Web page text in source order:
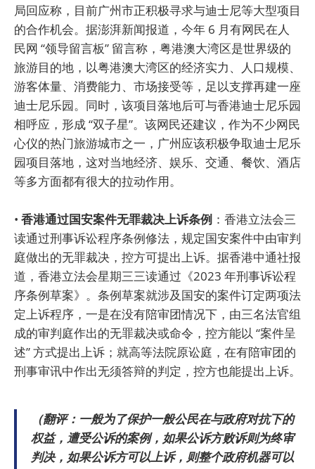
局回应称，目前广州市正积极寻求与迪士尼等大型项目
的合作机会。据澎湃新闻报道，今年 6 月有网民在人
民网 “领导留言板” 留言称，粤港澳大湾区是世界级的
旅游目的地，以粤港澳大湾区的经济实力、人口规模、
游客体量、消费能力、市场接受等，足以支撑再建一座
迪士尼乐园。同时，该项目落地后可与香港迪士尼乐园
相呼应，形成 “双子星”。该网民还建议，作为不少网民
心仪的热门旅游城市之一，广州应该积极争取迪士尼乐
园项目落地，这对当地经济、娱乐、交通、餐饮、酒店
等多方面都有很大的拉动作用。
• 香港通过国安案件无罪裁决上诉条例 ：香港立法会三
读通过刑事诉讼程序条例修法，规定国安案件中由审判
庭做出的无罪裁决，控方可提出上诉。据香港中通社报
道，香港立法会星期三三读通过《2023 年刑事诉讼程
序条例草案》。条例草案就涉及国安的案件订定两项法
定上诉程序，一是在没有陪审团情况下，由三名法官组
成的审判庭作出的无罪裁决或命令，控方能以 “案件呈
述” 方式提出上诉；就高等法院原讼庭，在有陪审团的
刑事审讯中作出无须答辩的判定，控方也能提出上诉。
（翻评：一般为了保护一般公民在与政府对抗下的
权益，遭受公诉的案例，如果公诉方败诉则为终审
判决，如果公诉方可以上诉，则整个政府机器可以